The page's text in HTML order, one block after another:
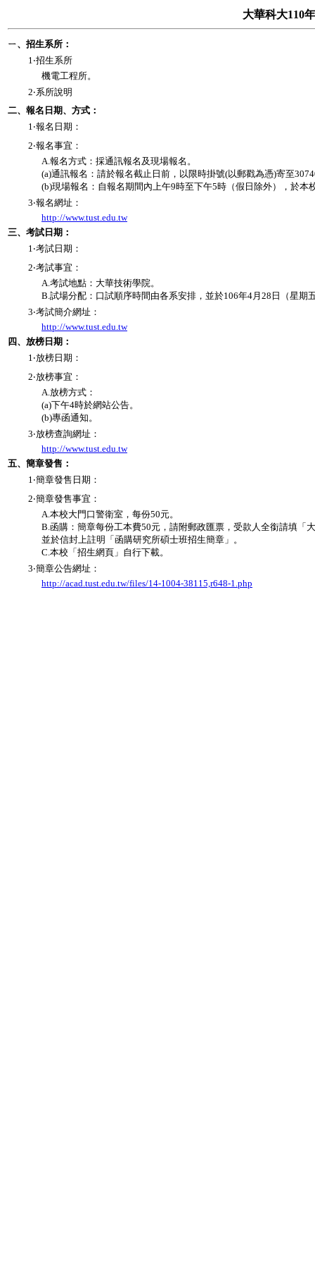
大華科大110
ㄧ、招生系所：
1‧招生系所
機電工程所。
2‧系所說明
二、報名日期、方式：
1‧報名日期：
2‧報名事宜：
A.報名方式：採通訊報名及現場報名。
(a)通訊報名：請於報名截止日前，以限時掛號(以郵戳為憑)寄至
(b)現場報名：自報名期間內上午9時至下午5時（假日除外），於本
3‧報名網址：
http://www.tust.edu.tw
三、考試日期：
1‧考試日期：
2‧考試事宜：
A.考試地點：大華技術學院。
B.試場分配：口試順序時間由各系安排，並於106年4月28日（星期
3‧考試簡介網址：
http://www.tust.edu.tw
四、放榜日期：
1‧放榜日期：
2‧放榜事宜：
A.放榜方式：
(a)下午4時於網站公告。
(b)專函通知。
3‧放榜查詢網址：
http://www.tust.edu.tw
五、簡章發售：
1‧簡章發售日期：
2‧簡章發售事宜：
A.本校大門口警衛室，每份50元。
B.函購：簡章每份工本費50元，請附郵政匯票，受款人全銜請填
並於信封上註明「函購研究所碩士班招生簡章」。
C.本校「招生網頁」自行下載。
3‧簡章公告網址：
http://acad.tust.edu.tw/files/14-1004-38115,r648-1.php